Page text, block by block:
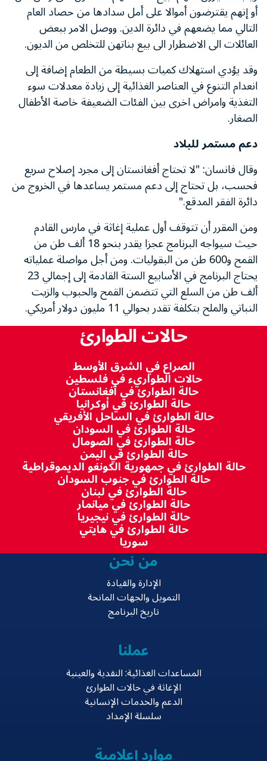
أو إنهم يقترضون أموالا على أمل سدادها من حصاد العام
التالي مما يضعهم في دائرة الدين. ووصل الامر ببعض
العائلات الى الاضطرار الى بيع بناتهن للتخلص من الديون.
وقد يؤدي استهلاك كميات بسيطة من الطعام إضافة إلى
انعدام التنوع في العناصر الغذائية إلى زيادة معدلات سوء
التغذية وامراض اخرى بين الفئات الضعيفة خاصة الأطفال
الصغار.
دعم مستمر للبلاد
وقال فانسان: "لا تحتاج أفغانستان إلى مجرد إصلاح سريع
فحسب، بل تحتاج إلى دعم مستمر يساعدها في الخروج من
دائرة الفقر المدقع."
ومن المقرر أن تتوقف أول عملية إغاثة في مارس القادم
حيث سيواجه البرنامج عجزا يقدر بنحو 18 ألف طن من
القمح و600 طن من البقوليات. ومن أجل مواصلة عملياته
يحتاج البرنامج في الأسابيع الستة القادمة إلى إجمالي 23
ألف طن من السلع التي تتضمن القمح والحبوب والزيت
النباتي والملح بتكلفة تقدر بحوالي 11 مليون دولار أمريكي.
حالات الطوارئ
الصراع في الشرق الأوسط
حالات الطواريء في فلسطين
حالة الطوارئ في أفغانستان
حالة الطوارئ في أوكرانيا
حالة الطوارئ في الساحل الأفريقي
حالة الطوارئ في السودان
حالة الطوارئ في الصومال
حالة الطوارئ في اليمن
حالة الطوارئ في جمهورية الكونغو الديموقراطية
حالة الطوارئ في جنوب السودان
حالة الطوارئ في لبنان
حالة الطوارئ في ميانمار
حالة الطوارئ في نيجيريا
حالة الطوارئ في هايتي
سوريا
من نحن
الإدارة والقيادة
التمويل والجهات المانحة
تاريخ البرنامج
عملنا
المساعدات الغذائية: النقدية والعينية
الإغاثة في حالات الطوارئ
الدعم والخدمات الإنسانية
سلسلة الإمداد